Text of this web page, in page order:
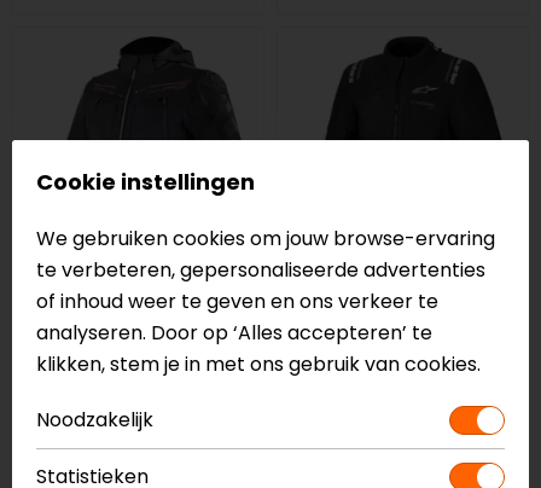
LS2
Zirconium Evo
Motorjas
199,00
Alpinestars
Andes V4 Drystar
Motorjas
Cookie instellingen
We gebruiken cookies om jouw browse-ervaring
te verbeteren, gepersonaliseerde advertenties
of inhoud weer te geven en ons verkeer te
analyseren. Door op ‘Alles accepteren’ te
klikken, stem je in met ons gebruik van cookies.
Noodzakelijk
Statistieken